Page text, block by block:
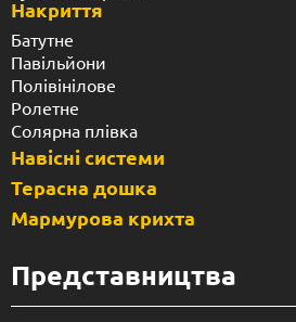
Накриття
Батутне
Павільйони
Полівінілове
Ролетне
Солярна плівка
Навісні системи
Терасна дошка
Мармурова крихта
Представництва